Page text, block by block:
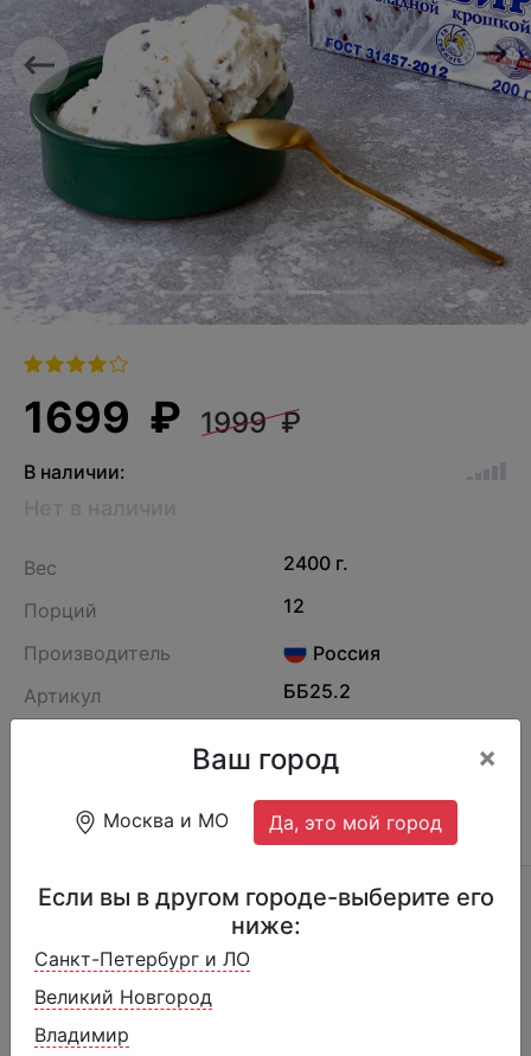
Ваш город ×
Москва и МО Да, это мой город
Если вы в другом городе-выберите его
ниже:
Санкт-Петербург и ЛО
Великий Новгород
Владимир
Previous Next
1699 ₽ 1999 ₽
В наличии:
Вес
2400 г.
Порций
12
Производитель
Россия
Артикул
ББ25.2
ОТЗЫВЫ (3) СОСТАВ
Страна производства:Россия
Пищевая и энергетическая ценность на
100 г:
Белки